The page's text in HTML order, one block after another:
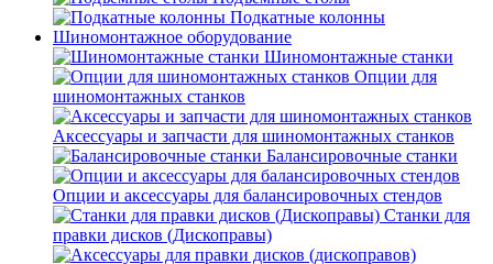
Подкатные колонны
Шиномонтажное оборудование
Шиномонтажные станки
Опции для
шиномонтажных станков
Аксессуары и запчасти для шиномонтажных станков
Балансировочные станки
Опции и аксессуары для балансировочных стендов
Станки для
правки дисков (Дископравы)